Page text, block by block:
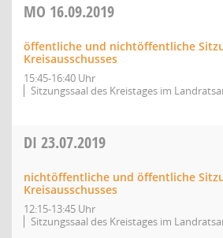
MO 16.09.2019
öffentliche und nichtöffentliche
Kreisausschusses
15:45-16:40 Uhr
Sitzungssaal des Kreistages im
DI 23.07.2019
nichtöffentliche und öffentliche
Kreisausschusses
12:15-13:45 Uhr
Sitzungssaal des Kreistages im